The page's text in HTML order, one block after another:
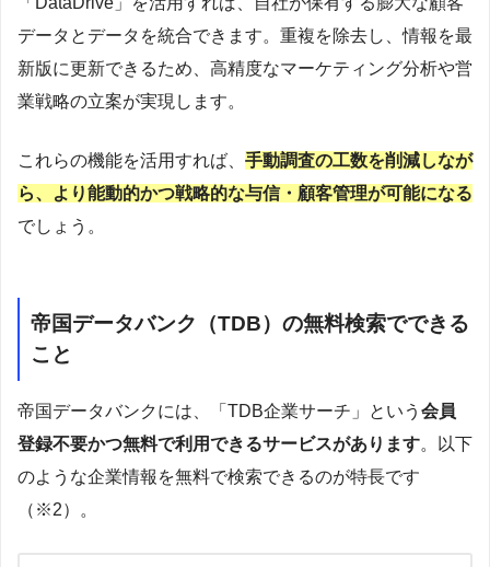
データとデータを統合できます。重複を除去し、情報を最
新版に更新できるため、高精度なマーケティング分析や営
業戦略の立案が実現します。
これらの機能を活用すれば、 手動調査の工数を削減しなが
ら、より能動的かつ戦略的な与信・顧客管理が可能になる
でしょう。
帝国データバンク（TDB）の無料検索でできる
こと
帝国データバンクには、「TDB企業サーチ」という 会員
登録不要かつ無料で利用できるサービスがあります。以下
のような企業情報を無料で検索できるのが特長です
（※2）。